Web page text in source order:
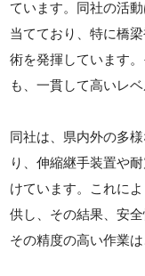
ています。同社の活
当てており、特に橋
術を発揮しています
も、一貫して高いレ
同社は、県内外の多
り、伸縮継手装置や
けています。これに
供し、その結果、安
その精度の高い作業